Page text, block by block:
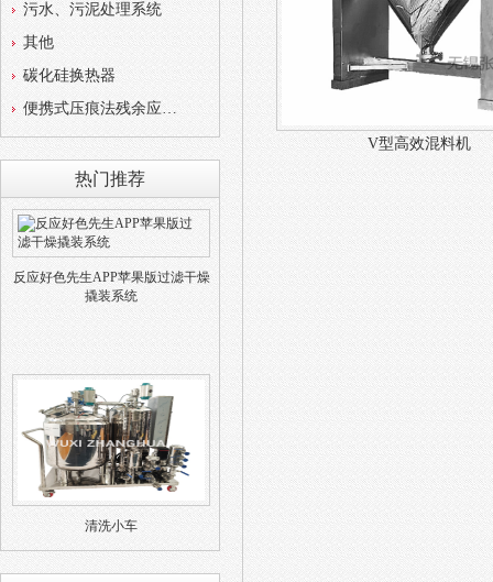
污水、污泥处理系统
其他
碳化硅换热器
便携式压痕法残余应力测试仪
热门推荐
反应好色先生APP苹果版过滤干燥
撬装系统
清洗小车
V型高效混料机